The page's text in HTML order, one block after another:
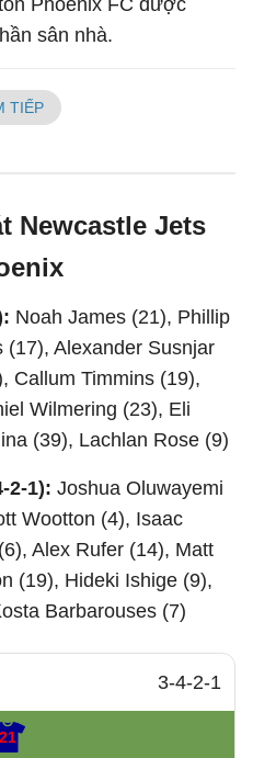
Phoenix FC được
sân nhà.
TIẾP
Newcastle Jets
Noah James (21), Phillip
(17), Alexander Susnjar
Callum Timmins (19),
Wilmering (23), Eli
(39), Lachlan Rose (9)
2-1): Joshua Oluwayemi
Wootton (4), Isaac
Alex Rufer (14), Matt
(19), Hideki Ishige (9),
Barbarouses (7)
3-4-2-1
21